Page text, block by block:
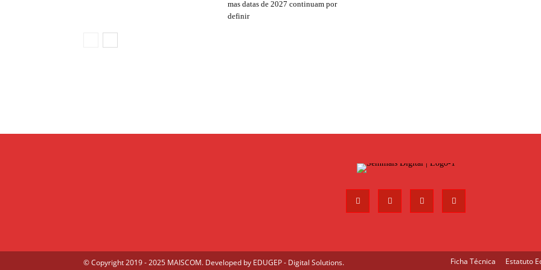
mas datas de 2027 continuam por
definir
© Copyright 2019 - 2025 MAISCOM. Developed by EDUGEP - Digital Solutions. Ficha Técnica Estatuto